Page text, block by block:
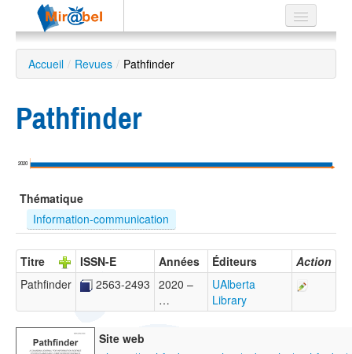
Le réseau
Soutien
Listes
Recherche
avancée
EN
ES
?
Accueil / Revues / Pathfinder
Pathfinder
2020
Thématique
Information-communication
Titre ISSN-E Années Éditeurs
Action
Pathfinder
2563-2493 2020 –
…
UAlberta
Library
Site web